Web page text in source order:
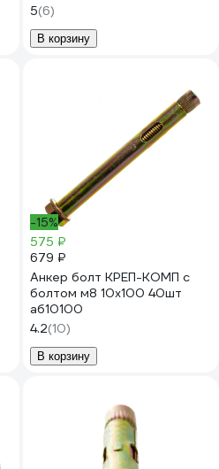
5(6)
В корзину
-15%
575 ₽
679 ₽
Анкер болт КРЕП-КОМП с
болтом м8 10х100 40шт
аб10100
4.2(10)
В корзину